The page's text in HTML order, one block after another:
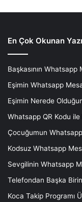
En Çok Okunan
Başkasının Whatsapp
Eşimin Whatsapp
Eşimin Nerede
Whatsapp QR Kodu ile
Çocuğumun Whatsapp
Kodsuz Whatsapp
Sevgilinin Whatsapp
Telefondan Başka
Koca Takip Programı